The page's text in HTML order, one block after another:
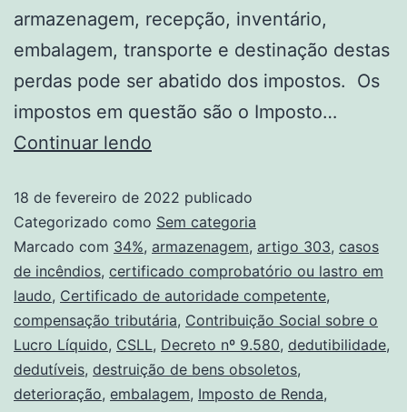
armazenagem, recepção, inventário,
embalagem, transporte e destinação destas
perdas pode ser abatido dos impostos. Os
impostos em questão são o Imposto…
Continuar lendo
18 de fevereiro de 2022 publicado
Categorizado como Sem categoria
Marcado com 34%, armazenagem, artigo 303, casos
de incêndios, certificado comprobatório ou lastro em
laudo, Certificado de autoridade competente,
compensação tributária, Contribuição Social sobre o
Lucro Líquido, CSLL, Decreto nº 9.580, dedutibilidade,
dedutíveis, destruição de bens obsoletos,
deterioração, embalagem, Imposto de Renda,